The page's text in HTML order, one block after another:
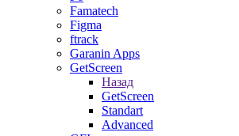
Famatech
Figma
ftrack
Garanin Apps
GetScreen
Назад
GetScreen
Standart
Advanced